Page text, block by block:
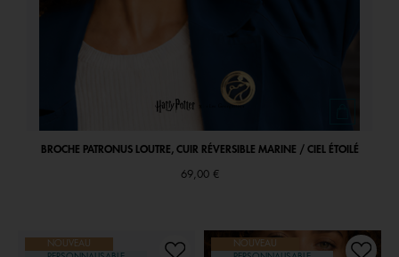
BROCHE PATRONUS LOUTRE, CUIR RÉVERSIBLE MARINE / CIEL ÉTOILÉ
69,00 €
NOUVEAU
NOUVEAU